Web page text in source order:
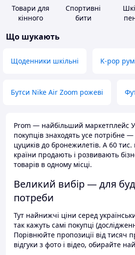
Товари для
кінного
Спортивні
бити
Що шукають
Щоденники шкільні K-pop
Бутси Nike Air Zoom рожеві
Prom — найбільший маркетплейс
покупців знаходять усе потрібне
цуциків до бронежилетів. А 60 тис.
країни продають і розвивають
товарів в одному місці.
Великий вибір — для
потреби
Тут найнижчі ціни серед
так кажуть самі покупці
Порівнюйте пропозиції від тисяч
відгуки з фото і відео, обирайте